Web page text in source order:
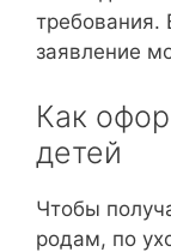
требования.
заявление
Как
детей
Чтобы
родам, по